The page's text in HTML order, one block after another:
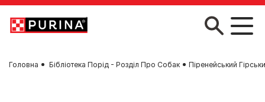
Skip to main content
Головна Бібліотека Порід - Розділ Про Собак Піренейський